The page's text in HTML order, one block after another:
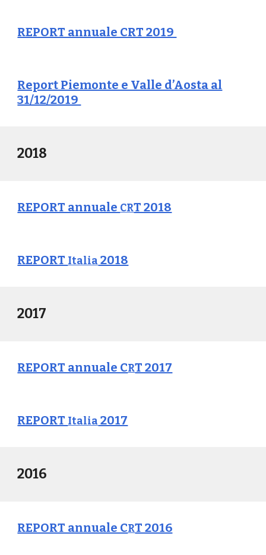
REPORT annuale CRT 2019
Report Piemonte e Valle d’Aosta al
31/12/2019
2018
REPORT annuale CRT 2018
REPORT Italia 2018
2017
REPORT annuale CRT 2017
REPORT Italia 2017
2016
REPORT annuale CRT 2016